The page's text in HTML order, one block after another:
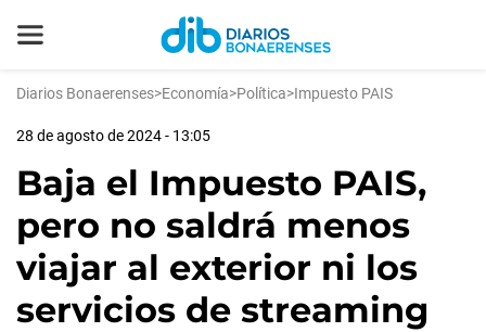
Diarios Bonaerenses>Economía>Política>Impuesto PAIS
28 de agosto de 2024 - 13:05
Baja el Impuesto PAIS,
pero no saldrá menos
viajar al exterior ni los
servicios de streaming